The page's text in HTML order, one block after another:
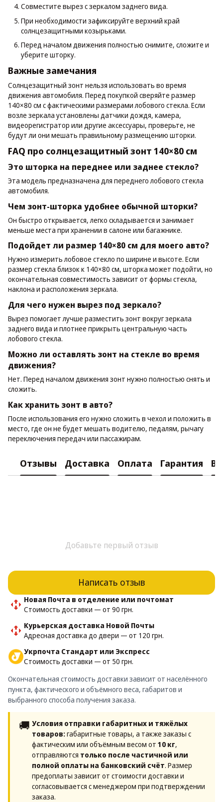
Совместите вырез с зеркалом заднего вида.
При необходимости зафиксируйте верхний край
солнцезащитными козырьками.
Перед началом движения полностью снимите, сложите и
уберите шторку.
Важные замечания
Солнцезащитный зонт нельзя использовать во время
движения автомобиля. Перед покупкой сверяйте размер
140×80 см с фактическими размерами лобового стекла. Если
возле зеркала установлены датчики дождя, камера,
видеорегистратор или другие аксессуары, проверьте, не
будут ли они мешать правильному размещению шторки.
FAQ про солнцезащитный зонт 140×80 см
Это шторка на переднее или заднее стекло?
Эта модель предназначена для переднего лобового стекла
автомобиля.
Чем зонт-шторка удобнее обычной шторки?
Он быстро открывается, легко складывается и занимает
меньше места при хранении в салоне или багажнике.
Подойдет ли размер 140×80 см для моего авто?
Нужно измерить лобовое стекло по ширине и высоте. Если
размер стекла близок к 140×80 см, шторка может подойти, но
окончательная совместимость зависит от формы стекла,
наклона и расположения зеркала.
Для чего нужен вырез под зеркало?
Вырез помогает лучше разместить зонт вокруг зеркала
заднего вида и плотнее прикрыть центральную часть
лобового стекла.
Можно ли оставлять зонт на стекле во время
движения?
Нет. Перед началом движения зонт нужно полностью снять и
сложить.
Как хранить зонт в авто?
После использования его нужно сложить в чехол и положить в
место, где он не будет мешать водителю, педалям, рычагу
переключения передач или пассажирам.
Отзывы Доставка Оплата Гарантия
Добавьте первый отзыв
Написать отзыв
Новая Почта в отделение или почтомат
Стоимость доставки — от 90 грн.
Курьерская доставка Новой Почты
Адресная доставка до двери — от 120 грн.
Укрпочта Стандарт или Экспресс
Стоимость доставки — от 50 грн.
Окончательная стоимость доставки зависит от населённого
пункта, фактического и объёмного веса, габаритов и
выбранного способа получения заказа.
🚚 Условия отправки габаритных и тяжёлых
товаров:габаритные товары, а также заказы с
фактическим или объёмным весом от 10 кг,
отправляются только после частичной или
полной оплаты на банковский счёт. Размер
предоплаты зависит от стоимости доставки и
согласовывается с менеджером при подтверждении
заказа.